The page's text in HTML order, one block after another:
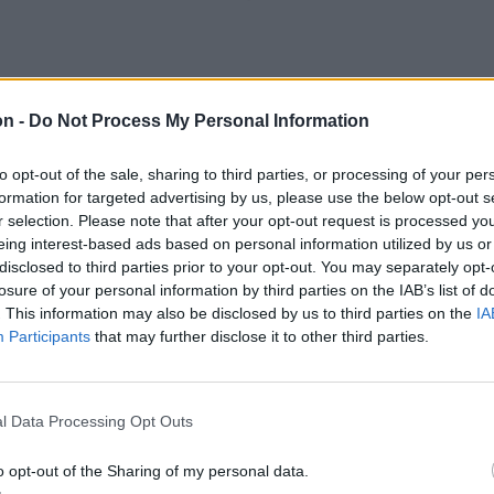
- Do Not Process My Personal Information
opt-out of the sale, sharing to third parties, or processing of your
for targeted advertising by us, please use the below opt-out
selection. Please note that after your opt-out request is processed
interest-based ads based on personal information utilized by us
to third parties prior to your opt-out. You may separately
of your personal information by third parties on the IAB’s list of
This information may also be disclosed by us to third parties on the
Participants that may further disclose it to other third parties.
Data Processing Opt Outs
opt-out of the Sharing of my personal data.
pénteken adták a csíksomlyói
az időseknek a meleg ételt,
akinek szüksége van erre” – osztotta
Caritas szociomedikális ágazatának
idősnek szállítanak
több településére 70